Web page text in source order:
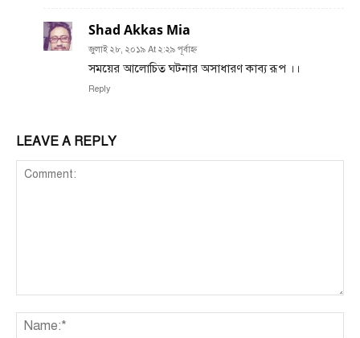
Shad Akkas Mia
জুলাই ২৮, ২০১৯ At ২:২৯ পূর্বাহ্ণ
সময়ের আলোচিত ঘটনার অসাধারণ কাব্য রূপ ।।
Reply
LEAVE A REPLY